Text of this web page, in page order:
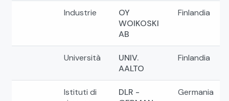
Industrie
OY
WOIKOSKI
AB
Finlandia
Università
UNIV.
AALTO
Finlandia
Istituti di
DLR -
Germania